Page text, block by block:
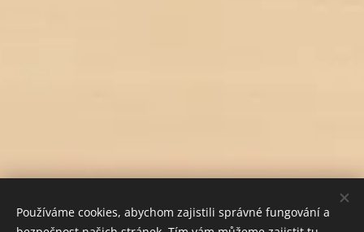
Používáme cookies, abychom zajistili správné fungování a